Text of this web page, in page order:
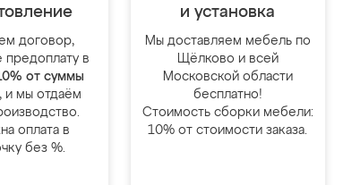
договор,
предоплату в
от суммы
, и мы отдаём
оплата в
без %.
и установка
Мы доставляем мебель по
Щёлково и всей
Московской области
бесплатно!
Стоимость сборки мебели:
10% от стоимости заказа.